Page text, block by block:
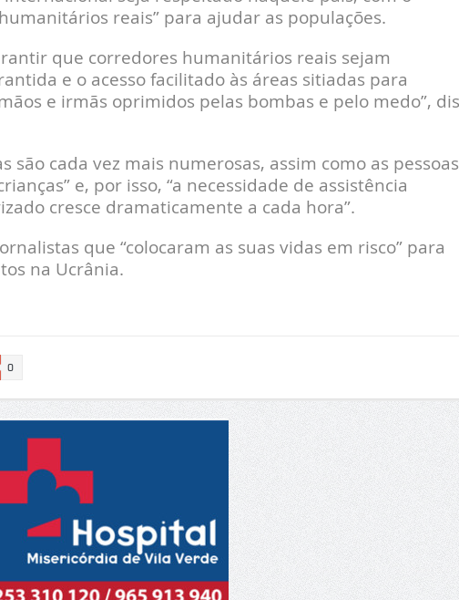
reais” para ajudar as populações.
que corredores humanitários reais sejam
e o acesso facilitado às áreas sitiadas para
e irmãs oprimidos pelas bombas e pelo medo”,
são cada vez mais numerosas, assim como as pessoas
e, por isso, “a necessidade de assistência
cresce dramaticamente a cada hora”.
que “colocaram as suas vidas em risco” para
na Ucrânia.
0